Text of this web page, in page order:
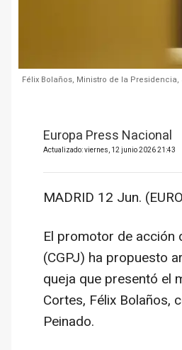
Félix Bolaños, Ministro de la
Europa Press Nacional
Actualizado: viernes, 12 junio 2026 21:43
MADRID 12 Jun.
El promotor de acción
(CGPJ) ha propuesto
queja que presentó el
Cortes, Félix Bolaños,
Peinado.